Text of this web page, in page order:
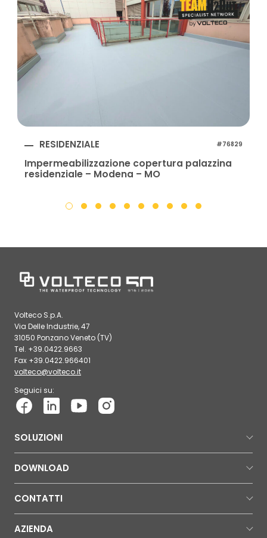
RESIDENZIALE #76829
Impermeabilizzazione copertura palazzina
residenziale – Modena – MO
Volteco S.p.A.
Via Delle Industrie, 47
31050 Ponzano Veneto (TV)
Tel. +39.0422.9663
Fax +39.0422.966401
volteco@volteco.it
Seguici su:
SOLUZIONI
DOWNLOAD
CONTATTI
AZIENDA